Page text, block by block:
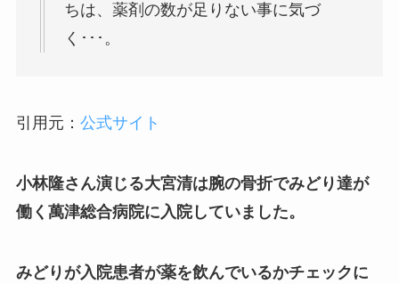
ちは、薬剤の数が足りない事に気づ
く･･･。
引用元： 公式サイト
小林隆さん演じる大宮清は腕の骨折でみどり達が
働く萬津総合病院に入院していました。
みどりが入院患者が薬を飲んでいるかチェックに